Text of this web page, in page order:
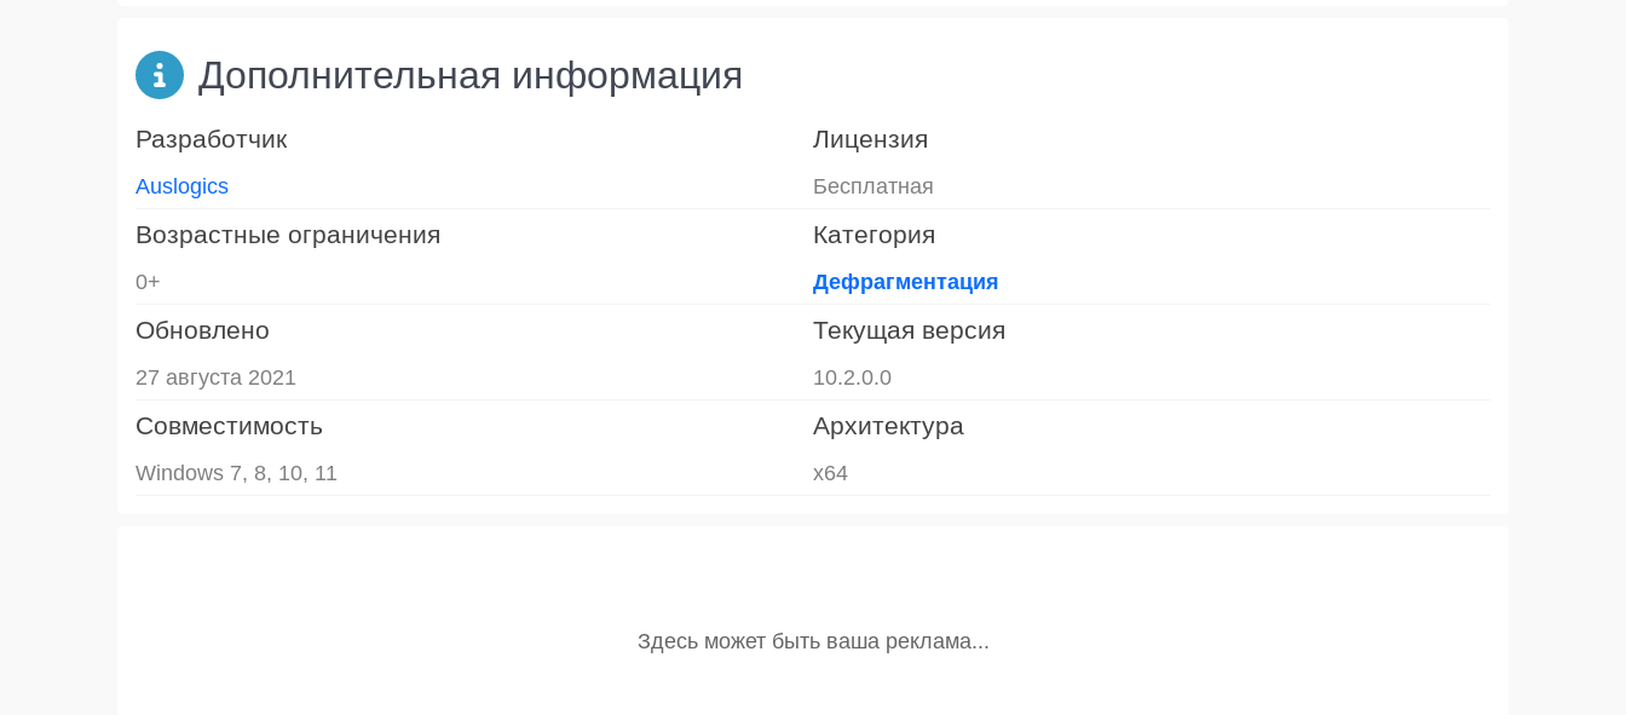
Дополнительная информация
Разработчик
Auslogics
Лицензия
Бесплатная
Возрастные ограничения
0+
Категория
Дефрагментация
Обновлено
27 августа 2021
Текущая версия
10.2.0.0
Совместимость
Windows 7, 8, 10, 11
Архитектура
x64